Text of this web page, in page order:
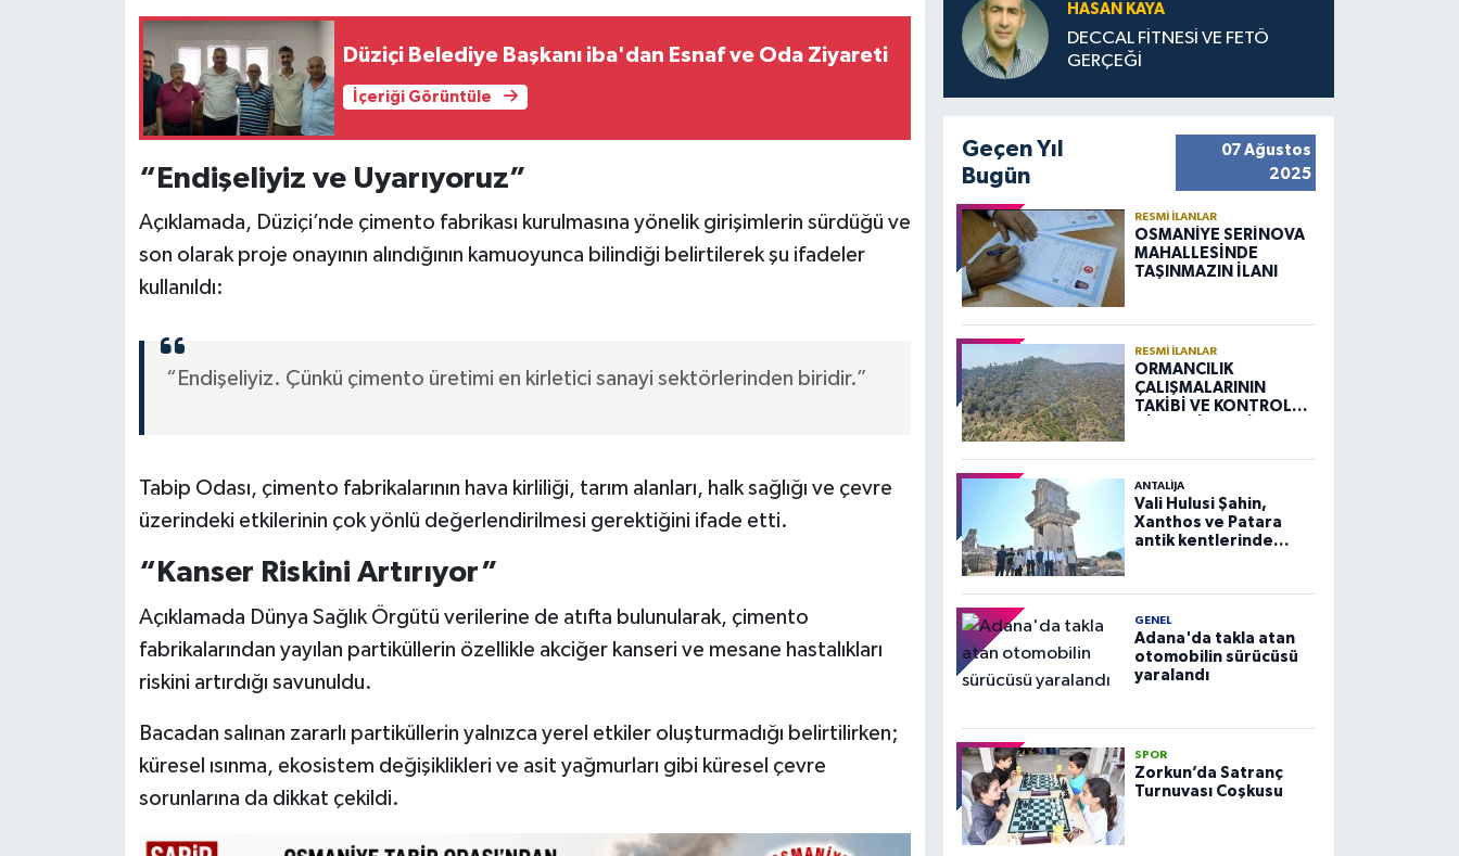
Düziçi Belediye Başkanı iba'dan Esnaf ve Oda Ziyareti
İçeriği Görüntüle
“Endişeliyiz ve Uyarıyoruz”
Açıklamada, Düziçi’nde çimento fabrikası kurulmasına yönelik girişimlerin sürdüğü ve
son olarak proje onayının alındığının kamuoyunca bilindiği belirtilerek şu ifadeler
kullanıldı:
“Endişeliyiz. Çünkü çimento üretimi en kirletici sanayi sektörlerinden biridir.”
Tabip Odası, çimento fabrikalarının hava kirliliği, tarım alanları, halk sağlığı ve çevre
üzerindeki etkilerinin çok yönlü değerlendirilmesi gerektiğini ifade etti.
“Kanser Riskini Artırıyor”
Açıklamada Dünya Sağlık Örgütü verilerine de atıfta bulunularak, çimento
fabrikalarından yayılan partiküllerin özellikle akciğer kanseri ve mesane hastalıkları
riskini artırdığı savunuldu.
Bacadan salınan zararlı partiküllerin yalnızca yerel etkiler oluşturmadığı belirtilirken;
küresel ısınma, ekosistem değişiklikleri ve asit yağmurları gibi küresel çevre
sorunlarına da dikkat çekildi.
HASAN KAYA
DECCAL FİTNESİ VE FETÖ
GERÇEĞİ
Geçen Yıl
Bugün
07 Ağustos
2025
RESMI İLANLAR
OSMANİYE SERİNOVA
MAHALLESİNDE
TAŞINMAZIN İLANI
RESMI İLANLAR
ORMANCILIK
ÇALIŞMALARININ
TAKİBİ VE KONTROLÜ
ANTALIJA
Vali Hulusi Şahin,
Xanthos ve Patara
antik kentlerinde
GENEL
Adana'da takla atan
otomobilin sürücüsü
yaralandı
SPOR
Zorkun’da Satranç
Turnuvası Coşkusu